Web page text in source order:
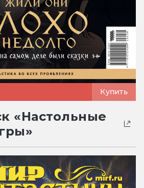
Купить
«Настольные